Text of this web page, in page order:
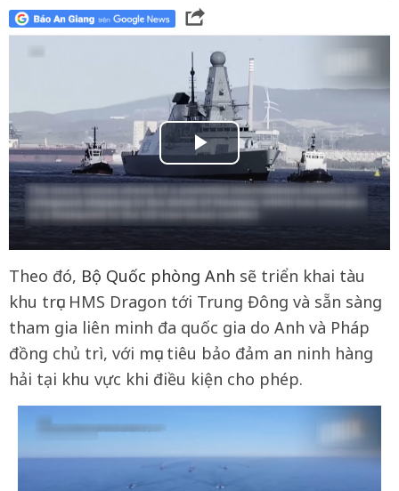
Theo đó, Bộ Quốc phòng Anh sẽ triển khai tàu
khu trục HMS Dragon tới Trung Đông và sẵn sàng
tham gia liên minh đa quốc gia do Anh và Pháp
đồng chủ trì, với mục tiêu bảo đảm an ninh hàng
hải tại khu vực khi điều kiện cho phép.